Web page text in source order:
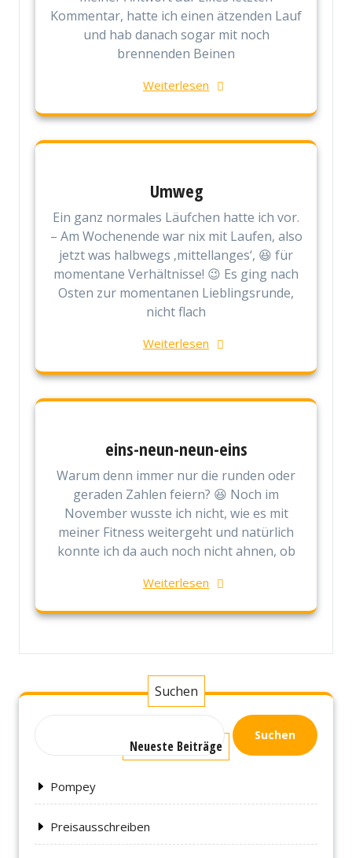
Kommentar, hatte ich einen ätzenden Lauf
und hab danach sogar mit noch
brennenden Beinen
Weiterlesen
Umweg
Ein ganz normales Läufchen hatte ich vor.
– Am Wochenende war nix mit Laufen, also
jetzt was halbwegs ‚mittellanges‘, 😆 für
momentane Verhältnisse! 😉 Es ging nach
Osten zur momentanen Lieblingsrunde,
nicht flach
Weiterlesen
eins-neun-neun-eins
Warum denn immer nur die runden oder
geraden Zahlen feiern? 😆 Noch im
November wusste ich nicht, wie es mit
meiner Fitness weitergeht und natürlich
konnte ich da auch noch nicht ahnen, ob
Weiterlesen
Suchen
Suchen
Neueste Beiträge
Pompey
Preisausschreiben